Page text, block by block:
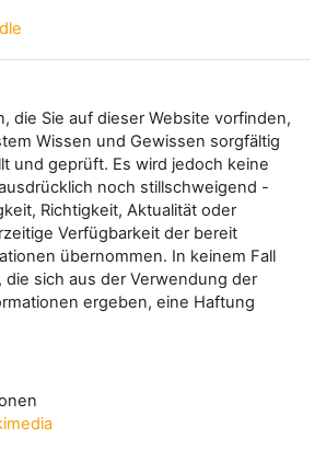
die Sie auf dieser Website vorfinden,
Wissen und Gewissen sorgfältig
und geprüft. Es wird jedoch keine
noch stillschweigend -
Richtigkeit, Aktualität oder
Verfügbarkeit der bereit
übernommen. In keinem Fall
die sich aus der Verwendung der
ergeben, eine Haftung